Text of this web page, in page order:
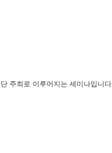
주최로 이루어지는 세미나입니다.